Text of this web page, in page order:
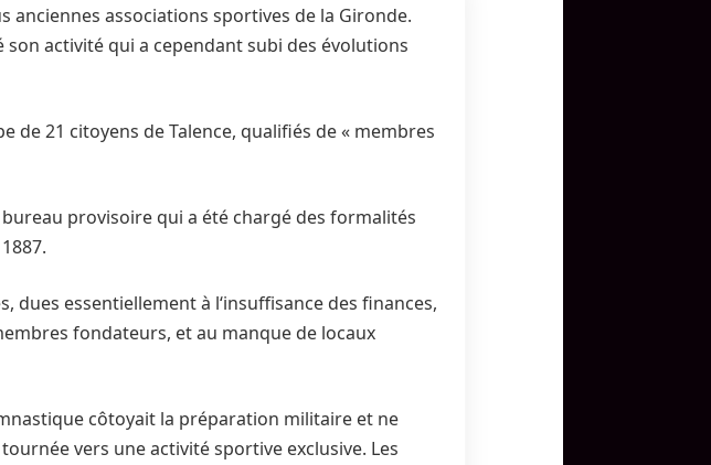
anciennes associations sportives de la Gironde.
son activité qui a cependant subi des évolutions
de 21 citoyens de Talence, qualifiés de « membres
provisoire qui a été chargé des formalités
essentiellement à l‘insuffisance des finances,
fondateurs, et au manque de locaux
côtoyait la préparation militaire et ne
vers une activité sportive exclusive. Les